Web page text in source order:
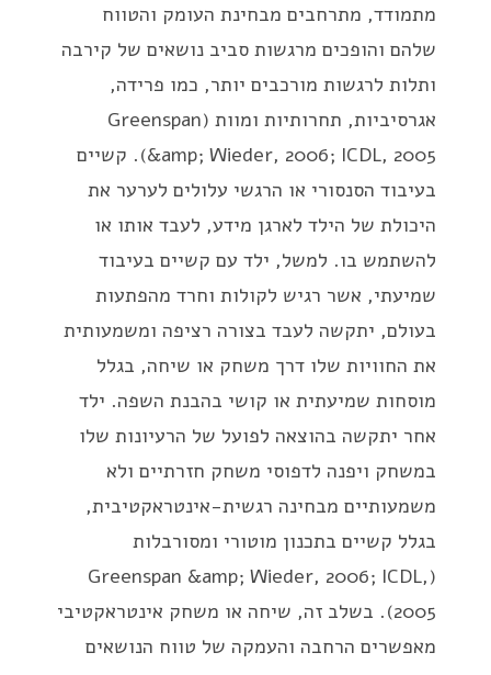
מתמודד, מתרחבים מבחינת העומק והטווח
שלהם והופכים מרגשות סביב נושאים של קירבה
ותלות לרגשות מורכבים יותר, כמו פרידה,
אגרסיביות, תחרותיות ומוות (Greenspan
&amp; Wieder, 2006; ICDL, 2005). קשיים
בעיבוד הסנסורי או הרגשי עלולים לערער את
היכולת של הילד לארגן מידע, לעבד אותו או
להשתמש בו. למשל, ילד עם קשיים בעיבוד
שמיעתי, אשר רגיש לקולות וחרד מהפתעות
בעולם, יתקשה לעבד בצורה רציפה ומשמעותית
את החוויות שלו דרך משחק או שיחה, בגלל
מוסחות שמיעתית או קושי בהבנת השפה. ילד
אחר יתקשה בהוצאה לפועל של הרעיונות שלו
במשחק ויפנה לדפוסי משחק חזרתיים ולא
משמעותיים מבחינה רגשית-אינטראקטיבית,
בגלל קשיים בתכנון מוטורי ומסורבלות
(Greenspan &amp; Wieder, 2006; ICDL,
2005). בשלב זה, שיחה או משחק אינטראקטיבי
מאפשרים הרחבה והעמקה של טווח הנושאים